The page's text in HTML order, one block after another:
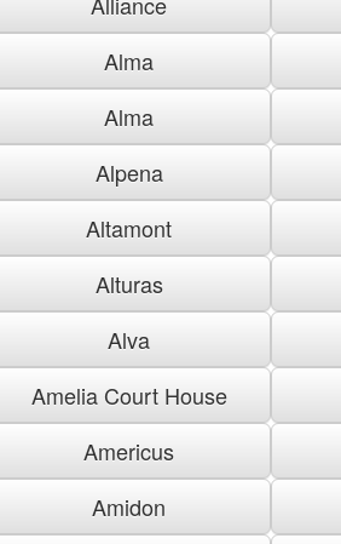
Alma
Alma
Alpena
Altamont
Alturas
Alva
Amelia Court House
Americus
Amidon